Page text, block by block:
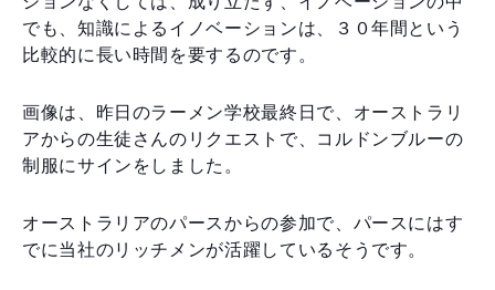
でも、知識によるイノベーションは、３０年間という
比較的に長い時間を要するのです。
画像は、昨日のラーメン学校最終日で、オーストラリ
アからの生徒さんのリクエストで、コルドンブルーの
制服にサインをしました。
オーストラリアのパースからの参加で、パースにはす
でに当社のリッチメンが活躍しているそうです。